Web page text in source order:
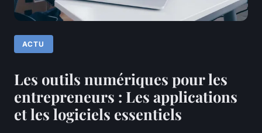
ACTU
Les outils numériques pour les
entrepreneurs : Les applications
et les logiciels essentiels